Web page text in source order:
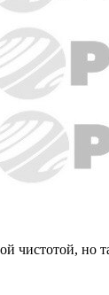
чистотой, но